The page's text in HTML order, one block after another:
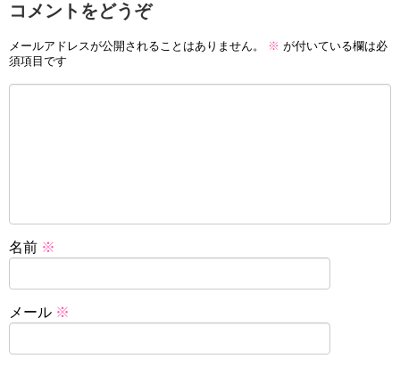
コメントをどうぞ
メールアドレスが公開されることはありません。 ※ が付いている欄は必
須項目です
名前 ※
メール ※